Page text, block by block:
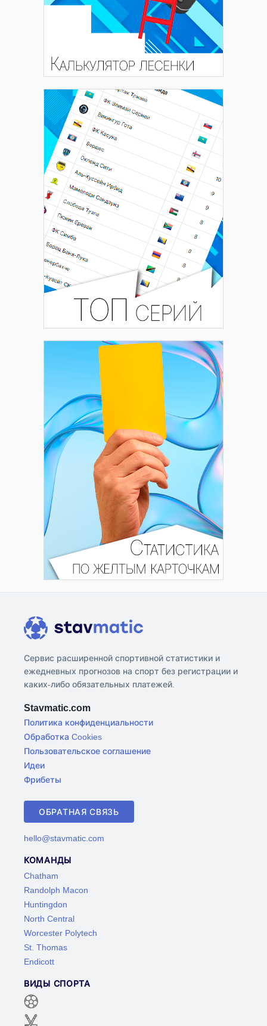
Сервис расширенной спортивной статистики и
ежедневных прогнозов на спорт без регистрации и
каких-либо обязательных платежей.
Stavmatic.com
Политика конфиденциальности
Обработка Cookies
Пользовательское соглашение
Идеи
Фрибеты
ОБРАТНАЯ СВЯЗЬ
hello@stavmatic.com
КОМАНДЫ
Chatham
Randolph Macon
Huntingdon
North Central
Worcester Polytech
St. Thomas
Endicott
ВИДЫ СПОРТА